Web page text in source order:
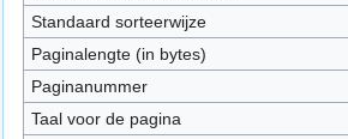
Standaard sorteerwijze
Paginalengte (in bytes)
Paginanummer
Taal voor de pagina